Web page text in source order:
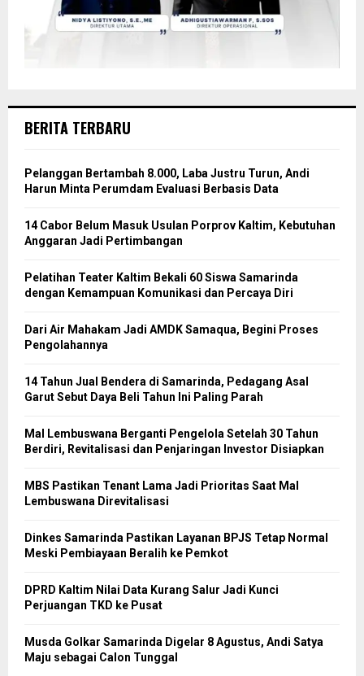
BERITA TERBARU
Pelanggan Bertambah 8.000, Laba Justru Turun, Andi
Harun Minta Perumdam Evaluasi Berbasis Data
14 Cabor Belum Masuk Usulan Porprov Kaltim, Kebutuhan
Anggaran Jadi Pertimbangan
Pelatihan Teater Kaltim Bekali 60 Siswa Samarinda
dengan Kemampuan Komunikasi dan Percaya Diri
Dari Air Mahakam Jadi AMDK Samaqua, Begini Proses
Pengolahannya
14 Tahun Jual Bendera di Samarinda, Pedagang Asal
Garut Sebut Daya Beli Tahun Ini Paling Parah
Mal Lembuswana Berganti Pengelola Setelah 30 Tahun
Berdiri, Revitalisasi dan Penjaringan Investor Disiapkan
MBS Pastikan Tenant Lama Jadi Prioritas Saat Mal
Lembuswana Direvitalisasi
Dinkes Samarinda Pastikan Layanan BPJS Tetap Normal
Meski Pembiayaan Beralih ke Pemkot
DPRD Kaltim Nilai Data Kurang Salur Jadi Kunci
Perjuangan TKD ke Pusat
Musda Golkar Samarinda Digelar 8 Agustus, Andi Satya
Maju sebagai Calon Tunggal